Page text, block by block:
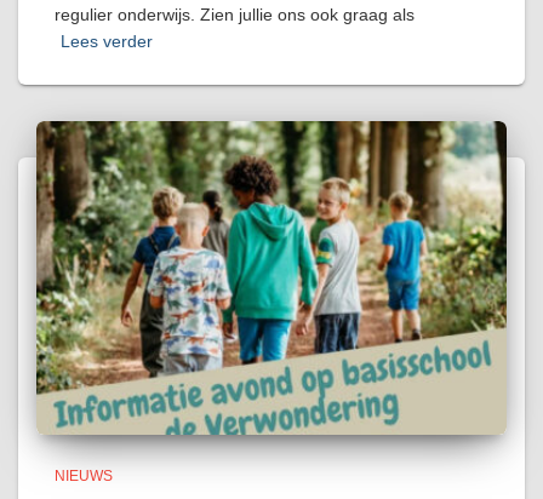
regulier onderwijs. Zien jullie ons ook graag als
Lees verder
NIEUWS